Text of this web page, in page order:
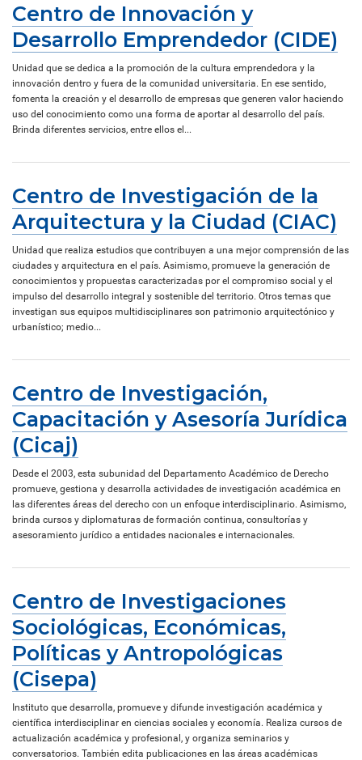
Centro de Innovación y
Desarrollo Emprendedor (CIDE)
Unidad que se dedica a la promoción de la cultura emprendedora y la
innovación dentro y fuera de la comunidad universitaria. En ese sentido,
fomenta la creación y el desarrollo de empresas que generen valor haciendo
uso del conocimiento como una forma de aportar al desarrollo del país.
Brinda diferentes servicios, entre ellos el...
Centro de Investigación de la
Arquitectura y la Ciudad (CIAC)
Unidad que realiza estudios que contribuyen a una mejor comprensión de las
ciudades y arquitectura en el país. Asimismo, promueve la generación de
conocimientos y propuestas caracterizadas por el compromiso social y el
impulso del desarrollo integral y sostenible del territorio. Otros temas que
investigan sus equipos multidisciplinares son patrimonio arquitectónico y
urbanístico; medio...
Centro de Investigación,
Capacitación y Asesoría Jurídica
(Cicaj)
Desde el 2003, esta subunidad del Departamento Académico de Derecho
promueve, gestiona y desarrolla actividades de investigación académica en
las diferentes áreas del derecho con un enfoque interdisciplinario. Asimismo,
brinda cursos y diplomaturas de formación continua, consultorías y
asesoramiento jurídico a entidades nacionales e internacionales.
Centro de Investigaciones
Sociológicas, Económicas,
Políticas y Antropológicas
(Cisepa)
Instituto que desarrolla, promueve y difunde investigación académica y
científica interdisciplinar en ciencias sociales y economía. Realiza cursos de
actualización académica y profesional, y organiza seminarios y
conversatorios. También edita publicaciones en las áreas académicas